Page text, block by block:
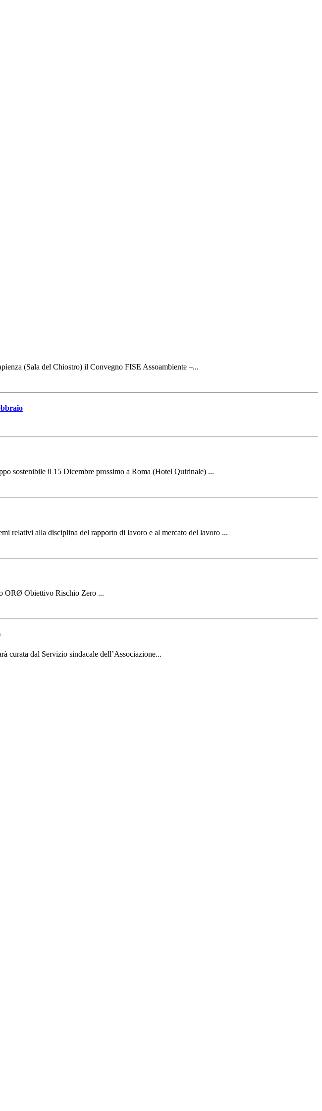
(Sala del Chiostro) il Convegno FISE Assoambiente –...
sostenibile il 15 Dicembre prossimo a Roma (Hotel Quirinale) ...
relativi alla disciplina del rapporto di lavoro e al mercato del lavoro ...
ORØ Obiettivo Rischio Zero ...
curata dal Servizio sindacale dell’Associazione...